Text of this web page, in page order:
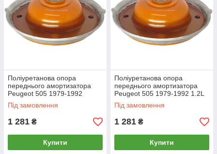
Поліуретанова опора
переднього амортизатора
Peugeot 505 1979-1992
кругла РЕКОНСТРУКЦІЯ
ВАШОЇ
Під замовлення
1 281 ₴
Купити
Поліуретанова опора
переднього амортизатора
Peugeot 505 1979-1992 1.2L
кругла РЕКОНСТРУКЦІЯ
ВАШОЇ
Під замовлення
1 281 ₴
Купити